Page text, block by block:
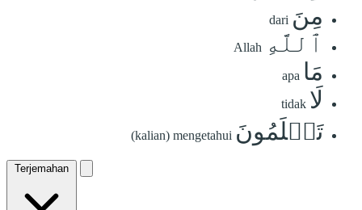
مِنَ dari
ٱللَّهِ Allah
مَا apa
لَا tidak
تَعۡلَمُونَ (kalian) mengetahui
Terjemahan